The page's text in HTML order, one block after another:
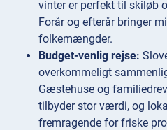
vinter er perfekt til skiløb
Forår og efterår bringer
folkemængder.
Budget-venlig rejse:
overkommeligt
Gæstehuse og
tilbyder stor værdi, og
fremragende for friske